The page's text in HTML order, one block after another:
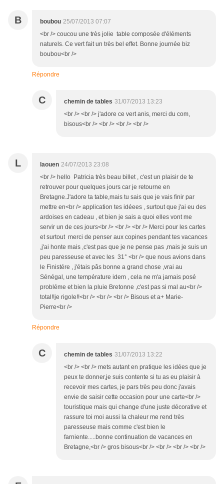
B boubou 25/07/2013 07:07
<br /> coucou une très jolie table composée d'éléments
naturels. Ce vert fait un très bel effet. Bonne journée biz
boubou<br />
Répondre
C chemin de tables 31/07/2013 13:23
<br /> <br /> j'adore ce vert anis, merci du com,
bisous<br /> <br /> <br /> <br />
L laouen 24/07/2013 23:08
<br /> hello Patricia très beau billet , c'est un plaisir de te
retrouver pour quelques jours car je retourne en
Bretagne.J'adore ta table,mais tu sais que je vais finir par
mettre en<br /> application tes idéees , surtout que j'ai eu des
ardoises en cadeau , et bien je sais a quoi elles vont me
servir un de ces jours<br /> <br /> <br /> Merci pour les cartes
et surtout merci de penser aux copines pendant tes vacances
,j'ai honte mais ,c'est pas que je ne pense pas ,mais je suis un
peu paresseuse et avec les 31° <br /> que nous avions dans
le Finistére , j'étais pâs bonne a grand chose ,vrai au
Sénégal, une température idem , cela ne m'a jamais posé
probléme et bien la pluie Bretonne ,c'est pas si mal au<br />
total!!je rigole!!<br /> <br /> <br /> Bisous et a+ Marie-
Pierre<br />
Répondre
C chemin de tables 31/07/2013 13:22
<br /> <br /> mets autant en pratique les idées que je
peux te donner,je suis contente si tu as eu plaisir à
recevoir mes cartes, je pars très peu donc j'avais
envie de saisir cette occasion pour une carte<br />
touristique mais qui change d'une juste décorative et
rassure toi moi aussi la chaleur me rend très
paresseuse mais comme c'est bien le
farniente.....bonne continuation de vacances en
Bretagne,<br /> gros bisous<br /> <br /> <br /> <br />